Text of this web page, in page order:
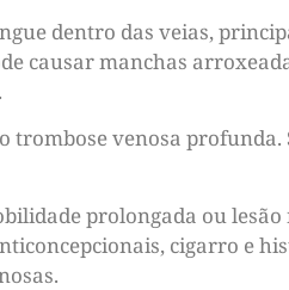
dentro das veias,
causar manchas
trombose venosa
prolongada ou lesão
cigarro e